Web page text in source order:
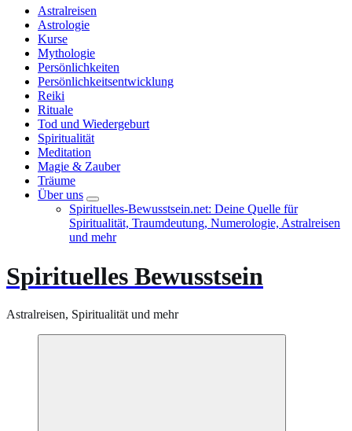
Astralreisen
Astrologie
Kurse
Mythologie
Persönlichkeiten
Persönlichkeitsentwicklung
Reiki
Rituale
Tod und Wiedergeburt
Spiritualität
Meditation
Magie & Zauber
Träume
Über uns
Spirituelles-Bewusstsein.net: Deine Quelle für
Spiritualität, Traumdeutung, Numerologie, Astralreisen
und mehr
Spirituelles Bewusstsein
Astralreisen, Spiritualität und mehr